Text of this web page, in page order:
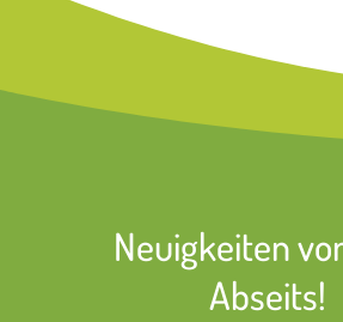
Neuigkeiten
Abseits!